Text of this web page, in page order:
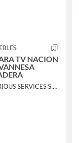
TV NACION
Por GPM VARIOUS SERVICES S.A.C.